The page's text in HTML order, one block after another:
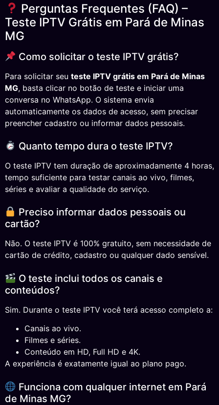
Perguntas Frequentes (FAQ) –
Teste IPTV Grátis em Pará de Minas
MG
Como solicitar o teste IPTV grátis?
Para solicitar seu teste IPTV grátis em Pará de Minas
MG, basta clicar no botão de teste e iniciar uma
conversa no WhatsApp. O sistema envia
automaticamente os dados de acesso, sem precisar
preencher cadastro ou informar dados pessoais.
Quanto tempo dura o teste IPTV?
O teste IPTV tem duração de aproximadamente 4 horas,
tempo suficiente para testar canais ao vivo, filmes,
séries e avaliar a qualidade do serviço.
Preciso informar dados pessoais ou
cartão?
Não. O teste IPTV é 100% gratuito, sem necessidade de
cartão de crédito, cadastro ou qualquer dado sensível.
O teste inclui todos os canais e
conteúdos?
Sim. Durante o teste IPTV você terá acesso completo a:
Canais ao vivo.
Filmes e séries.
Conteúdo em HD, Full HD e 4K.
A experiência é exatamente igual ao plano pago.
Funciona com qualquer internet em Pará
de Minas MG?